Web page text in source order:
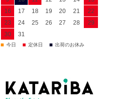
16
17 18 19 20 21
22
23
24 25 26 27 28
29
30
31
■ 今日 ■ 定休日 ■ 出荷のお休み